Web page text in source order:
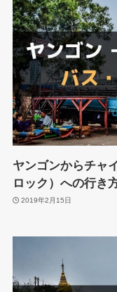
ヤンゴンからチャ
ロック）への行き
2019年2月15日